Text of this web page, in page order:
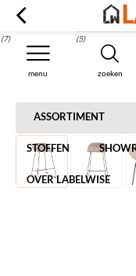
zoeken
(5)
menu
(7)
Menu
ASSORTIMENT
STOFFEN
OVER LABELWISE
Home Barkruk Erica